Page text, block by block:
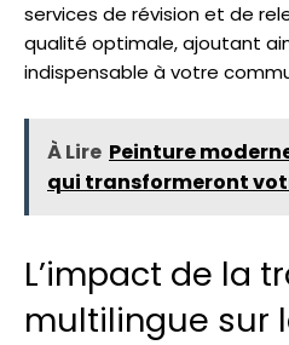
services de révision et de
qualité optimale, ajoutant
indispensable à votre
À Lire Peinture
qui transformeront
L’impact de la
multilingue sur